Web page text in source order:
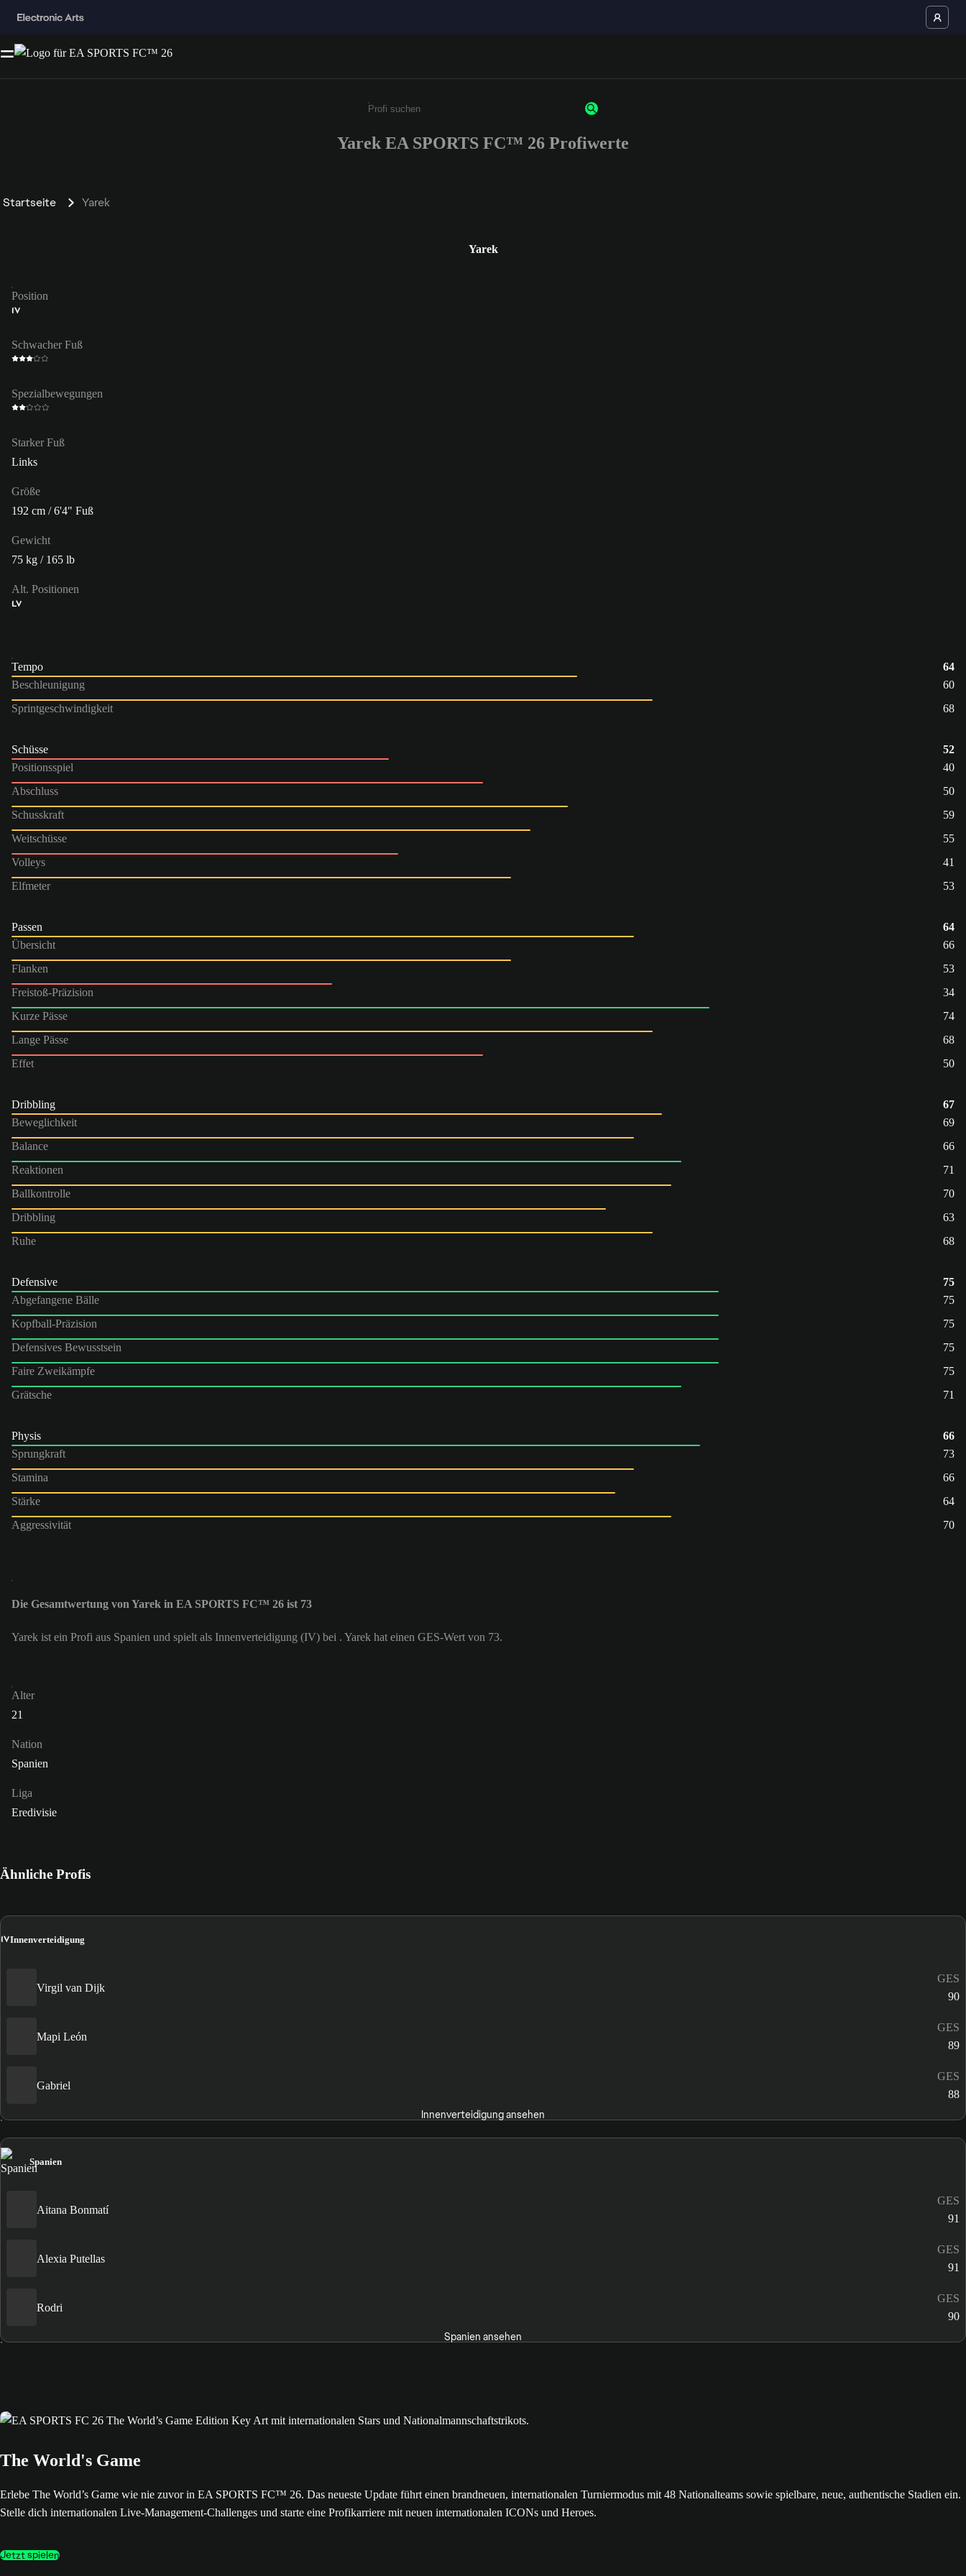
Gib mindestens 3 Zeichen oder Ziffern ein
Yarek EA SPORTS FC™ 26 Profiwerte
Startseite Yarek
Yarek
Position
IV
Schwacher Fuß
Spezialbewegungen
Starker Fuß
Links
Größe
192 cm / 6'4" Fuß
Gewicht
75 kg / 165 lb
Alt. Positionen
LV
Tempo
64
Beschleunigung
60
Sprintgeschwindigkeit
68
Schüsse
52
Positionsspiel
40
Abschluss
50
Schusskraft
59
Weitschüsse
55
Volleys
41
Elfmeter
53
Passen
64
Übersicht
66
Flanken
53
Freistoß-Präzision
34
Kurze Pässe
74
Lange Pässe
68
Effet
50
Dribbling
67
Beweglichkeit
69
Balance
66
Reaktionen
71
Ballkontrolle
70
Dribbling
63
Ruhe
68
Defensive
75
Abgefangene Bälle
75
Kopfball-Präzision
75
Defensives Bewusstsein
75
Faire Zweikämpfe
75
Grätsche
71
Physis
66
Sprungkraft
73
Stamina
66
Stärke
64
Aggressivität
70
Die Gesamtwertung von Yarek in EA SPORTS FC™ 26 ist 73
Yarek ist ein Profi aus Spanien und spielt als Innenverteidigung (IV) bei . Yarek hat einen GES-Wert von 73.
Alter
21
Nation
Spanien
Liga
Eredivisie
Ähnliche Profis
IVInnenverteidigung
Virgil van Dijk
GES
90
Mapi León
GES
89
Gabriel
GES
88
Innenverteidigung ansehen
Spanien
Aitana Bonmatí
GES
91
Alexia Putellas
GES
91
Rodri
GES
90
Spanien ansehen
The World's Game
Erlebe The World’s Game wie nie zuvor in EA SPORTS FC™ 26. Das neueste Update führt einen brandneuen, internationalen Turniermodus mit 48 Nationalteams sowie spielbare, neue, authentische Stadien ein.
Stelle dich internationalen Live-Management-Challenges und starte eine Profikarriere mit neuen internationalen ICONs und Heroes.
Jetzt spielen